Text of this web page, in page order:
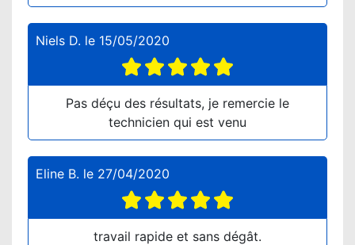
Niels D. le 15/05/2020
Pas déçu des résultats, je remercie le
technicien qui est venu
Eline B. le 27/04/2020
travail rapide et sans dégât.